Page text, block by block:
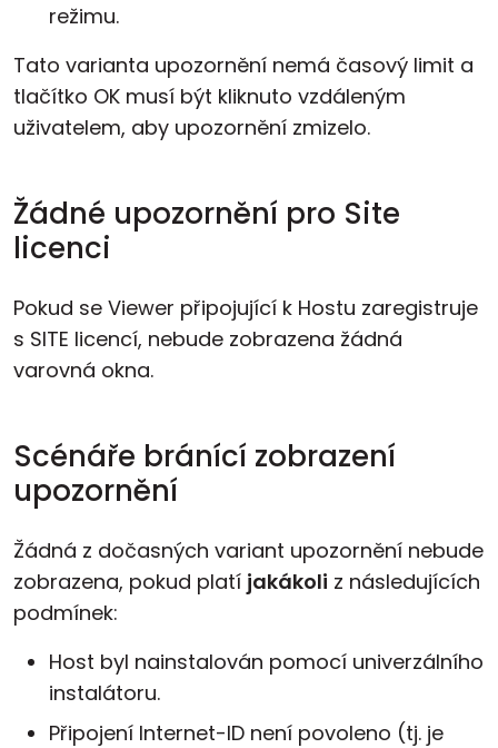
režimu.
Tato varianta upozornění nemá časový limit a
tlačítko OK musí být kliknuto vzdáleným
uživatelem, aby upozornění zmizelo.
Žádné upozornění pro Site
licenci
Pokud se Viewer připojující k Hostu zaregistruje
s SITE licencí, nebude zobrazena žádná
varovná okna.
Scénáře bránící zobrazení
upozornění
Žádná z dočasných variant upozornění nebude
zobrazena, pokud platí jakákoli z následujících
podmínek:
Host byl nainstalován pomocí univerzálního
instalátoru.
Připojení Internet-ID není povoleno (tj. je